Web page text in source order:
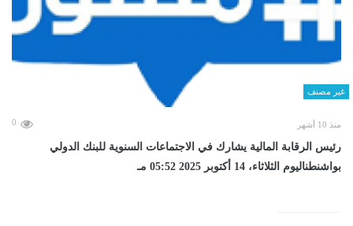
غير مصنف
منذ 10 أشهر 0
رئيس الرقابة المالية يشارك في الاجتماعات السنوية للبنك الدولي
بواشنطناليوم الثلاثاء، 14 أكتوبر 2025 05:52 مـ